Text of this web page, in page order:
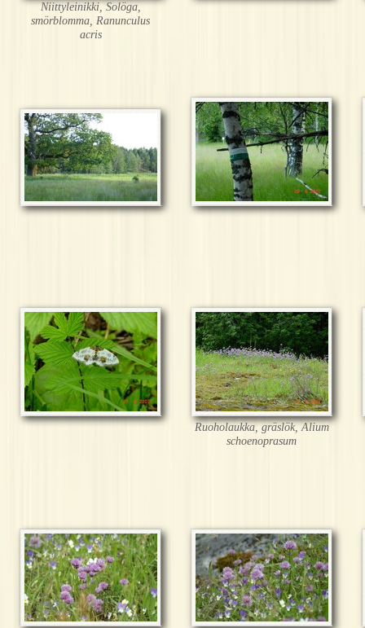
Niittyleinikki, Solöga,
smörblomma, Ranunculus
acris
Ruoholaukka, gräslök, Alium
schoenoprasum